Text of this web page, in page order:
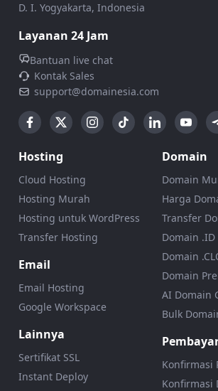
D. I. Yogyakarta, Indonesia
Layanan 24 Jam
Bantuan live chat
Kontak Sales
support@domainesia.com
Hosting
Cloud Hosting
Hosting Murah
Hosting untuk WordPress
Transfer Hosting
Email
Email Hosting
Google Workspace
Lainnya
Sertifikat SSL
Instant Deploy
Domain
Domain
Harga
Transfer
Domain .ID
Domain
Domain
AI Domain
Bulk
Konfirmasi
Konfirmasi